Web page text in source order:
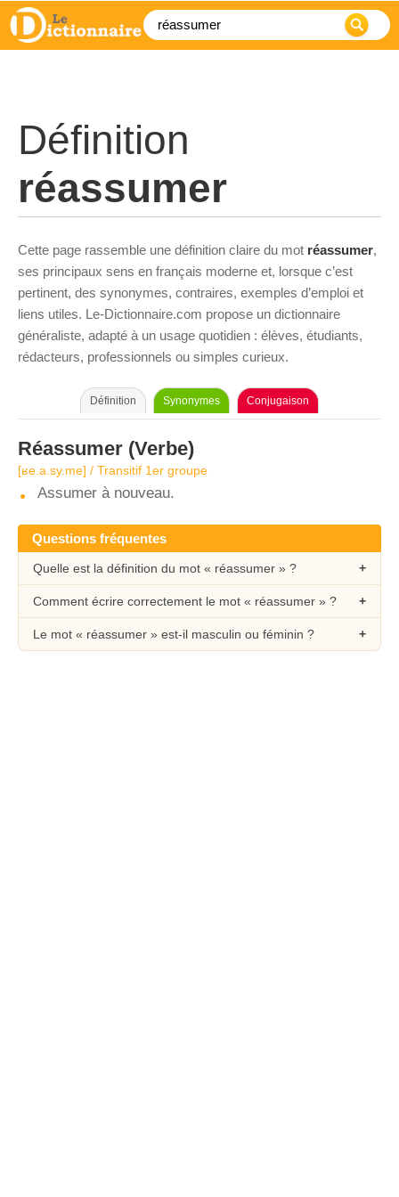
Définition
réassumer
Cette page rassemble une définition claire du mot réassumer,
ses principaux sens en français moderne et, lorsque c’est
pertinent, des synonymes, contraires, exemples d’emploi et
liens utiles. Le-Dictionnaire.com propose un dictionnaire
généraliste, adapté à un usage quotidien : élèves, étudiants,
rédacteurs, professionnels ou simples curieux.
Définition Synonymes Conjugaison
Réassumer (Verbe)
[ʁe.a.sy.me] / Transitif 1er groupe
Assumer à nouveau.
Questions fréquentes
Quelle est la définition du mot « réassumer » ?
Comment écrire correctement le mot « réassumer » ?
Le mot « réassumer » est-il masculin ou féminin ?